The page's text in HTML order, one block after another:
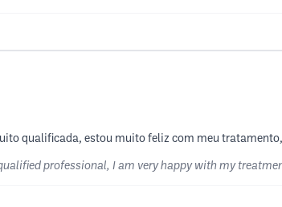
qualificada, estou muito feliz com meu
professional, I am very happy with my